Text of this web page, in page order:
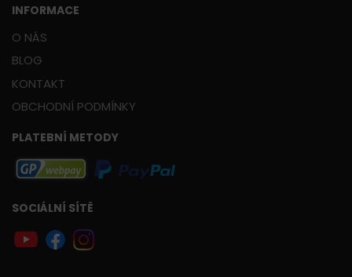
INFORMACE
O NÁS
BLOG
KONTAKT
OBCHODNÍ PODMÍNKY
PLATEBNÍ METODY
SOCIÁLNÍ SÍTĚ